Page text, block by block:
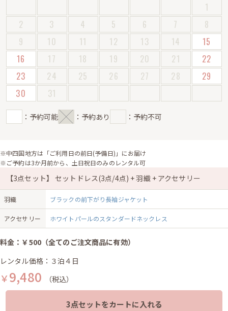
1
2
3 4 5 6 7
8
9
10 11 12 13 14
15
16
17 18 19 20 21
22
23
24 25 26 27 28
29
30
31
：予約可能 ：予約あり ：予約不可
※中四国地方は「ご利用日の前日(予備日)」にお届け
※ご予約は3か月前から、土日祝日のみのレンタル可
【3点セット】 セットドレス(3点/4点) + 羽織 + アクセサリー
羽織 ブラックの前下がり長袖ジャケット
アクセサリー ホワイトパールのスタンダードネックレス
料金：￥500（全てのご注文商品に有効）
レンタル価格：３泊４日
￥9,480 （税込）
3点セットをカートに入れる